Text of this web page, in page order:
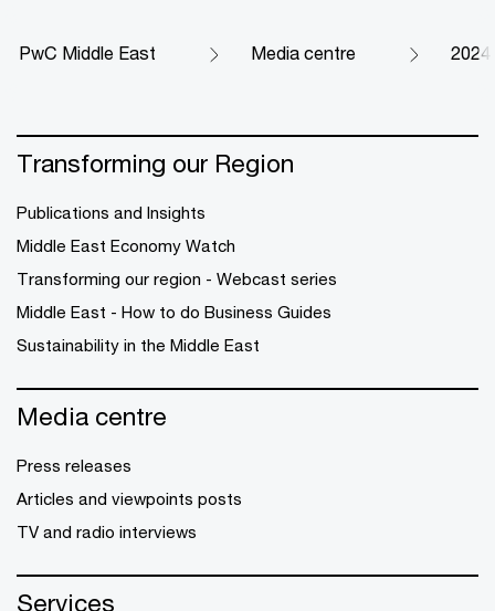
PwC Middle East Media centre 2024
Transforming our Region
Publications and Insights
Middle East Economy Watch
Transforming our region - Webcast series
Middle East - How to do Business Guides
Sustainability in the Middle East
Media centre
Press releases
Articles and viewpoints posts
TV and radio interviews
Services